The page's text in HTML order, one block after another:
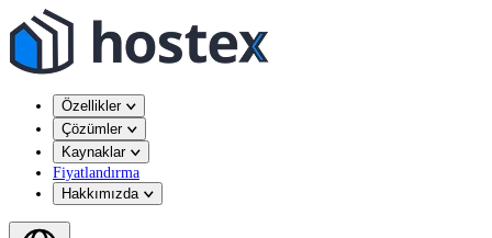
Özellikler
Çözümler
Kaynaklar
Fiyatlandırma
Hakkımızda